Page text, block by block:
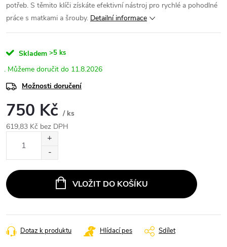
potřeb. S těmito klíči získáte efektivní nástroj pro rychlé a pohodlné
práce s matkami a šrouby. Detailní informace
Skladem >5 ks
11.8.2026
Možnosti doručení
750 Kč / ks
619,83 Kč bez DPH
VLOŽIT DO KOŠÍKU
Dotaz k produktu Hlídací pes Sdílet